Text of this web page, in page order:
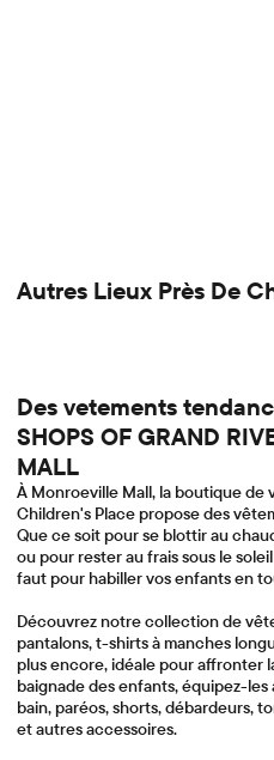
Autres Lieux Près De
Des vetements
SHOPS OF GRAND
MALL
À Monroeville Mall, la boutique
Children's Place propose des
Que ce soit pour se blottir au
ou pour rester au frais sous le
faut pour habiller vos enfants en
Découvrez notre collection de
pantalons, t-shirts à manches
plus encore, idéale pour affronter
baignade des enfants, équipez-
bain, paréos, shorts, débardeurs,
et autres accessoires.